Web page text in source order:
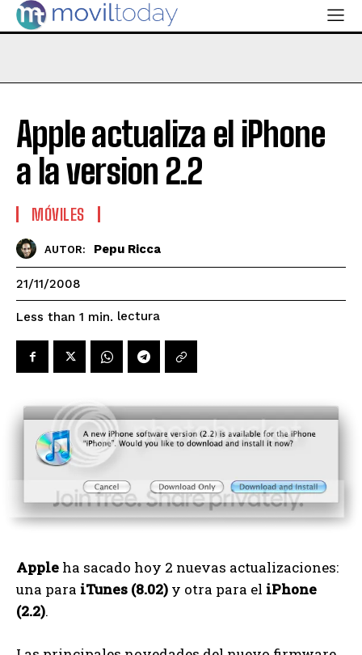
Apple actualiza el iPhone
a la version 2.2
MÓVILES
AUTOR: Pepu Ricca
21/11/2008
Less than 1 min. lectura
Apple ha sacado hoy 2 nuevas actualizaciones:
una para iTunes (8.02) y otra para el iPhone
(2.2).